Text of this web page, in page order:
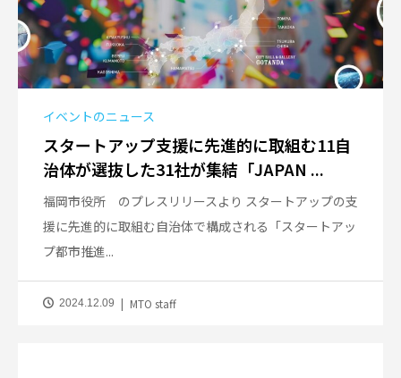
イベントのニュース
スタートアップ支援に先進的に取組む11自
治体が選抜した31社が集結「JAPAN ...
福岡市役所 のプレスリリースより スタートアップの支
援に先進的に取組む自治体で構成される「スタートアッ
プ都市推進...
2024.12.09 MTO staff